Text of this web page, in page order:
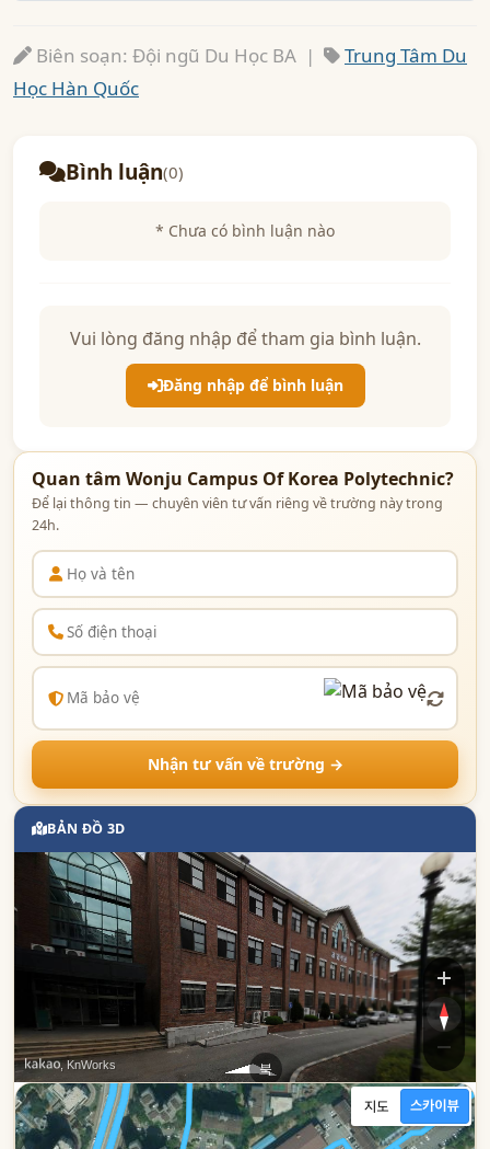
Biên soạn: Đội ngũ Du Học BA |
Trung Tâm Du
Học Hàn Quốc
Bình luận(0)
* Chưa có bình luận nào
Vui lòng đăng nhập để tham gia bình luận.
Đăng nhập để bình luận
Quan tâm Wonju Campus Of Korea Polytechnic?
Để lại thông tin — chuyên viên tư vấn riêng về trường này trong
24h.
Nhận tư vấn về trường →
BẢN ĐỒ 3D
북
남동
, KnWorks